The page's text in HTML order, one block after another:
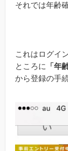
それでは年齢
これはログイ
ところに
「年
から登録の手